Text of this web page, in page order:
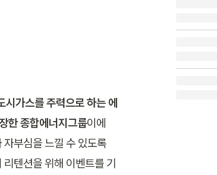
시가스를 주력으로 하는 에
한 종합에너지그룹이에
부심을 느낄 수 있도록
텐션을 위해 이벤트를 기